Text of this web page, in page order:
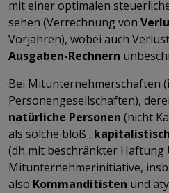
mit einer optimalen
sehen (Verrechnung von
Vorjahren), wobei auch
Ausgaben-Rechnern
Bei Mitunternehmerschaften
Personengesellschaften),
natürliche Personen (nicht
als solche bloß „
(dh mit beschränkter Haftung
Mitunternehmerinitiative, insb.
also Kommanditisten und